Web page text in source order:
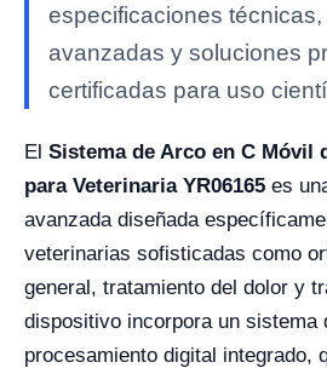
especificaciones
avanzadas y soluciones
certificadas para uso
El Sistema de Arco en C Móvil
para Veterinaria YR06165 es
avanzada diseñada
veterinarias sofisticadas como
general, tratamiento del dolor y
dispositivo incorpora un sistema
procesamiento digital integrado,